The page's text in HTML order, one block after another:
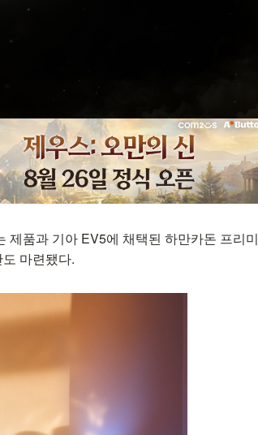
제품과 기아 EV5에 채택된 하만카돈 프리미
마련됐다.